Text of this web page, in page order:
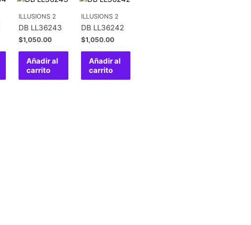
ILLUSIONS 2
DB LL36243
$1,050.00
Añadir al
carrito
ILLUSIONS 2
DB LL36242
$1,050.00
Añadir al
carrito